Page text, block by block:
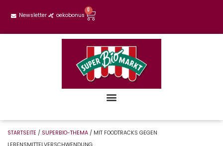
Newsletter oekobonus
0
STARTSEITE / SUPERBIO-THEMA / MIT FOODTRACKS GEGEN